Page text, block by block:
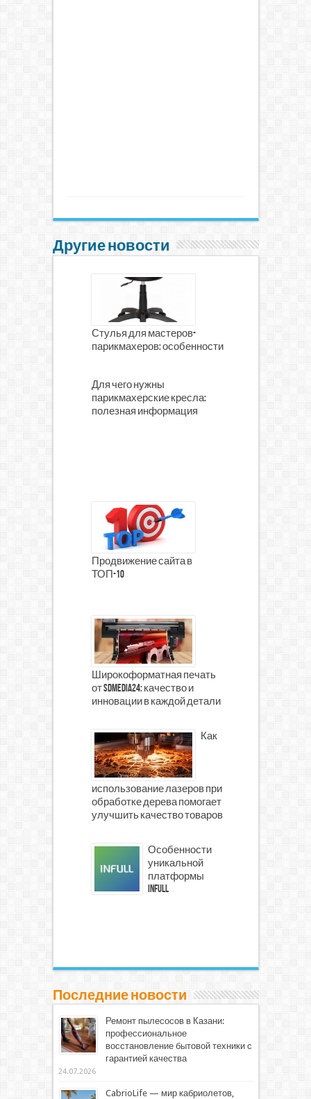
Другие новости
Стулья для мастеров-
парикмахеров: особенности
Для чего нужны
парикмахерские кресла:
полезная информация
Продвижение сайта в
ТОП-10
Широкоформатная печать
от SDMedia24: качество и
инновации в каждой детали
Как
использование лазеров при
обработке дерева помогает
улучшить качество товаров
Особенности
уникальной
платформы
INFULL
Последние новости
Ремонт пылесосов в Казани:
профессиональное
восстановление бытовой техники с
гарантией качества
24.07.2026
CabrioLife — мир кабриолетов,